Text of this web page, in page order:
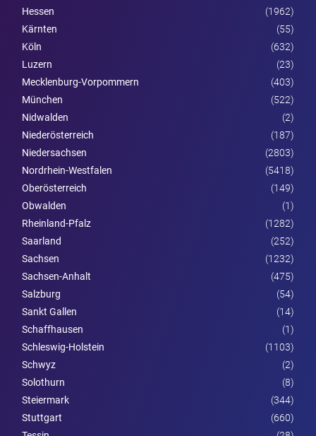
Hessen
(1962)
Kärnten
(55)
Köln
(632)
Luzern
(23)
Mecklenburg-Vorpommern
(403)
München
(522)
Nidwalden
(2)
Nieder­österreich
(187)
Niedersachsen
(2803)
Nordrhein-Westfalen
(5418)
Ober­österreich
(149)
Obwalden
(1)
Rheinland-Pfalz
(1282)
Saarland
(252)
Sachsen
(1232)
Sachsen-Anhalt
(475)
Salzburg
(54)
Sankt Gallen
(14)
Schaffhausen
(1)
Schleswig-Holstein
(1103)
Schwyz
(2)
Solothurn
(8)
Steier­mark
(344)
Stuttgart
(660)